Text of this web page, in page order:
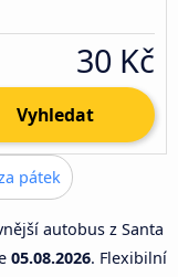
30 Kč
Vyhledat
pátek
autobus z Santa
05.08.2026. Flexibilní